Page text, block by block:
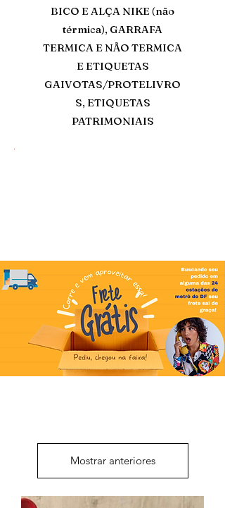
BICO E ALÇA NIKE (não
térmica), GARRAFA
TERMICA E NÃO TERMICA
E ETIQUETAS
GAIVOTAS/PROTELIVRO
S, ETIQUETAS
PATRIMONIAIS
Mostrar anteriores